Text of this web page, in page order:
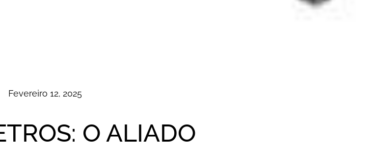
Fevereiro 12, 2025
O ALIADO